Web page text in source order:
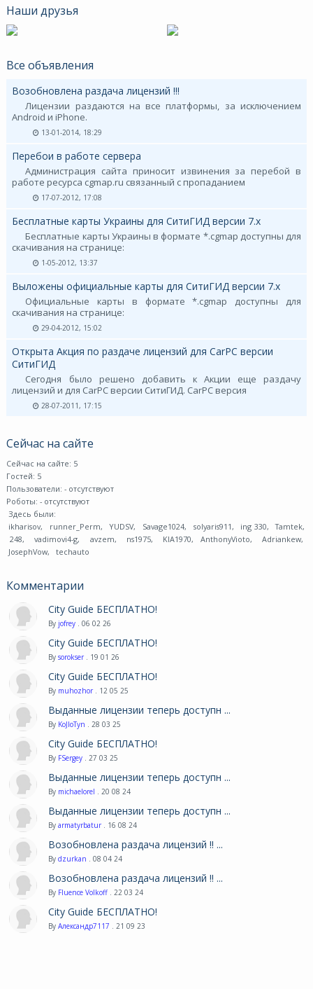
Наши друзья
Все объявления
Возобновлена раздача лицензий !!!
Лицензии раздаются на все платформы, за исключением
Android и iPhone.
13-01-2014, 18:29
Перебои в работе сервера
Администрация сайта приносит извинения за перебой в
работе ресурса cgmap.ru связанный с пропаданием
17-07-2012, 17:08
Бесплатные карты Украины для СитиГИД версии 7.х
Бесплатные карты Украины в формате *.cgmap доступны для
скачивания на странице:
1-05-2012, 13:37
Выложены официальные карты для СитиГИД версии 7.х
Официальные карты в формате *.cgmap доступны для
скачивания на странице:
29-04-2012, 15:02
Открыта Акция по раздаче лицензий для CarPC версии
СитиГИД
Сегодня было решено добавить к Акции еще раздачу
лицензий и для CarPC версии СитиГИД. CarPC версия
28-07-2011, 17:15
Сейчас на сайте
Сейчас на сайте: 5
Гостей: 5
Пользователи: - отсутствуют
Роботы: - отсутствуют
Здесь были:
ikharisov, runner_Perm, YUDSV, Savage1024, solyaris911 , ing 330, Tamtek,
248, vadimovi4-g, avzem, ns1975, KIA1970, AnthonyVioto, Adriankew,
JosephVow, techauto
Комментарии
City Guide БЕСПЛАТНО!
By jofrey . 06 02 26
City Guide БЕСПЛАТНО!
By sorokser . 19 01 26
City Guide БЕСПЛАТНО!
By muhozhor . 12 05 25
Выданные лицензии теперь доступн ...
By KoJIoTyn . 28 03 25
City Guide БЕСПЛАТНО!
By FSergey . 27 03 25
Выданные лицензии теперь доступн ...
By michaelorel . 20 08 24
Выданные лицензии теперь доступн ...
By armatyrbatur . 16 08 24
Возобновлена раздача лицензий !! ...
By dzurkan . 08 04 24
Возобновлена раздача лицензий !! ...
By Fluence Volkoff . 22 03 24
City Guide БЕСПЛАТНО!
By Александр7117 . 21 09 23